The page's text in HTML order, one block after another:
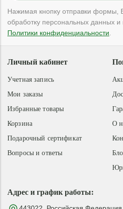
Нажимая кнопку отправки формы,
обработку персональных данных
Политики конфиденциальности
Адрес и график работы:
О
Личный кабинет
Учетная запись
Мои заказы
Избранные товары
Корзина
Подарочный сертификат
Вопросы и ответы